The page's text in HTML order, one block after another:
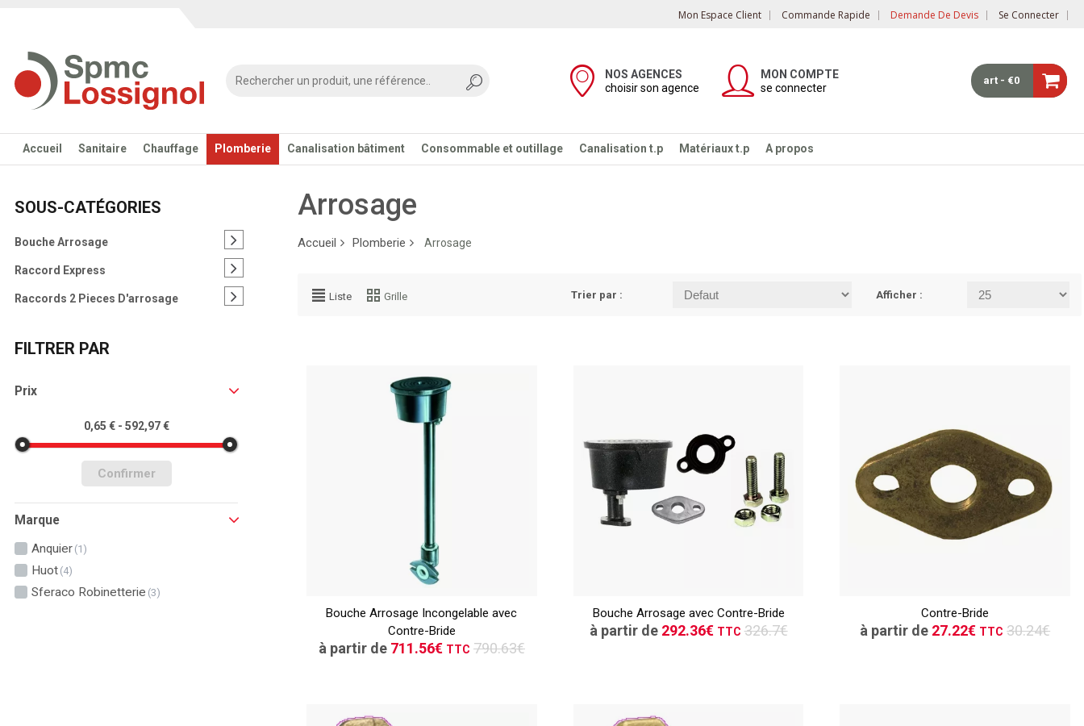
Mon Espace Client Commande Rapide Demande De Devis Se Connecter
NOS AGENCES
choisir son agence
MON COMPTE
se connecter
art - €0
Accueil Sanitaire Chauffage Plomberie Canalisation bâtiment Consommable et outillage Canalisation t.p Matériaux t.p A propos
SOUS-CATÉGORIES
Bouche Arrosage
Raccord Express
Raccords 2 Pieces D'arrosage
FILTRER PAR
Prix
0,65 € - 592,97 €
Confirmer
Marque
Anquier (1)
Huot (4)
Sferaco Robinetterie (3)
Arrosage
Accueil Plomberie Arrosage
Liste Grille Trier par : Afficher :
TTC
Bouche Arrosage Incongelable avec
Contre-Bride
à partir de 711.56€ TTC 790.63€
CONSULTER
Demande de devis
TTC
Bouche Arrosage avec Contre-Bride
à partir de 292.36€ TTC 326.7€
Demande de devis
Contre-Bride
à partir de 27.22€ TTC 30.24€
Demande de devis